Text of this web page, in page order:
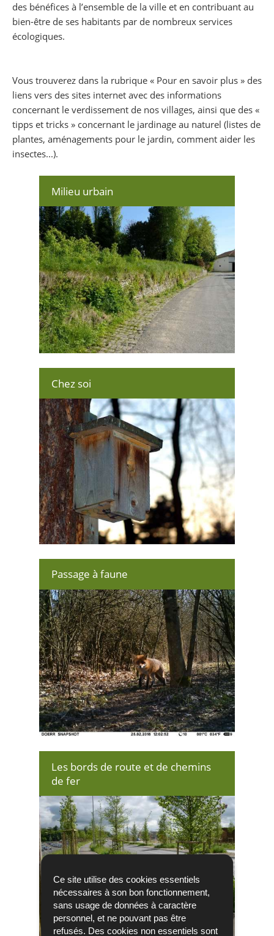
Ce site utilise des cookies essentiels
nécessaires à son bon fonctionnement,
sans usage de données à caractère
personnel, et ne pouvant pas être
refusés. Des cookies non essentiels sont
des bénéfices à l’ensemble de la ville et en contribuant au
bien-être de ses habitants par de nombreux services
écologiques.
Vous trouverez dans la rubrique « Pour en savoir plus » des
liens vers des sites internet avec des informations
concernant le verdissement de nos villages, ainsi que des «
tipps et tricks » concernant le jardinage au naturel (listes de
plantes, aménagements pour le jardin, comment aider les
insectes...).
Milieu urbain
Chez soi
Passage à faune
Les bords de route et de chemins
de fer